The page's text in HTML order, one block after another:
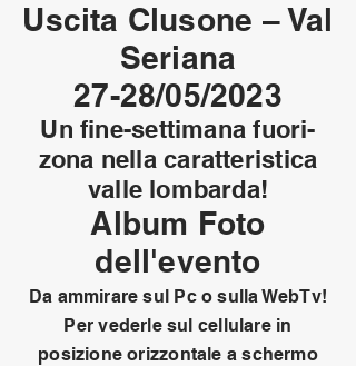
Uscita Clusone – Val
Seriana
27-28/05/2023
Un fine-settimana fuori-
zona nella caratteristica
valle lombarda!
Album Foto
dell'evento
Da ammirare sul Pc o sulla WebTv!
Per vederle sul cellulare in
posizione orizzontale a schermo